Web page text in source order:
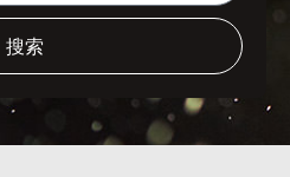
搜索